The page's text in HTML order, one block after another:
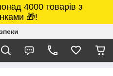
4000 товарів з
🎁!